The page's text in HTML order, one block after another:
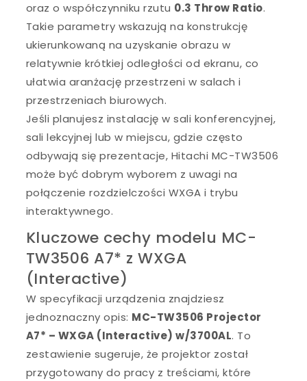
oraz o współczynniku rzutu 0.3 Throw Ratio.
Takie parametry wskazują na konstrukcję
ukierunkowaną na uzyskanie obrazu w
relatywnie krótkiej odległości od ekranu, co
ułatwia aranżację przestrzeni w salach i
przestrzeniach biurowych.
Jeśli planujesz instalację w sali konferencyjnej,
sali lekcyjnej lub w miejscu, gdzie często
odbywają się prezentacje, Hitachi MC-TW3506
może być dobrym wyborem z uwagi na
połączenie rozdzielczości WXGA i trybu
interaktywnego.
Kluczowe cechy modelu MC-
TW3506 A7* z WXGA
(Interactive)
W specyfikacji urządzenia znajdziesz
jednoznaczny opis: MC-TW3506 Projector
A7* – WXGA (Interactive) w/3700AL. To
zestawienie sugeruje, że projektor został
przygotowany do pracy z treściami, które